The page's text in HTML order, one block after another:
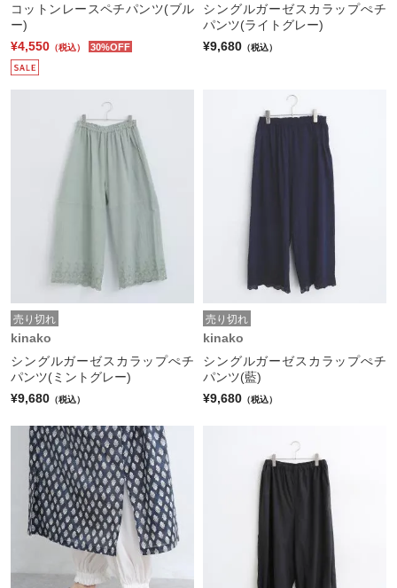
コットンレースペチパンツ(ブル
ー)
¥4,550 （税込） 30%OFF
シングルガーゼスカラップぺチ
パンツ(ライトグレー)
¥9,680 （税込）
売り切れ
kinako
シングルガーゼスカラップぺチ
パンツ(ミントグレー)
¥9,680 （税込）
売り切れ
kinako
シングルガーゼスカラップぺチ
パンツ(藍)
¥9,680 （税込）